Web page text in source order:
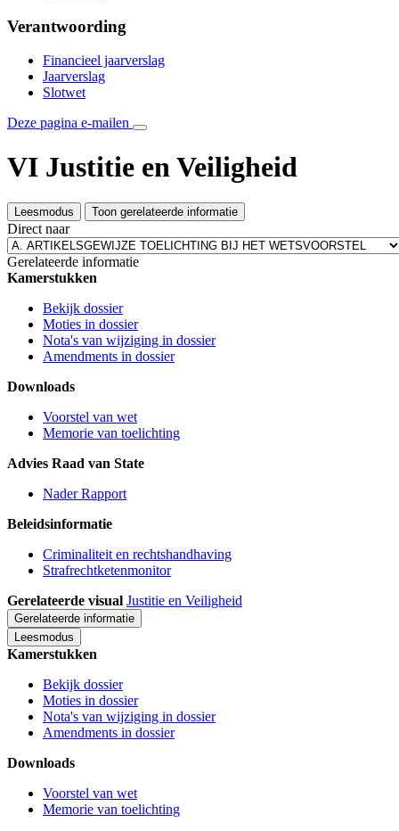
Verantwoording
Financieel jaarverslag
Jaarverslag
Slotwet
Deze pagina e-mailen
VI Justitie en Veiligheid
Leesmodus Toon gerelateerde informatie
Direct naar
Gerelateerde informatie
Kamerstukken
Bekijk dossier
Moties in dossier
Nota's van wijziging in dossier
Amendments in dossier
Downloads
Voorstel van wet
Memorie van toelichting
Advies Raad van State
Nader Rapport
Beleidsinformatie
Criminaliteit en rechtshandhaving
Strafrechtketenmonitor
Gerelateerde visual Justitie en Veiligheid
Gerelateerde informatie
Leesmodus
Kamerstukken
Bekijk dossier
Moties in dossier
Nota's van wijziging in dossier
Amendments in dossier
Downloads
Voorstel van wet
Memorie van toelichting